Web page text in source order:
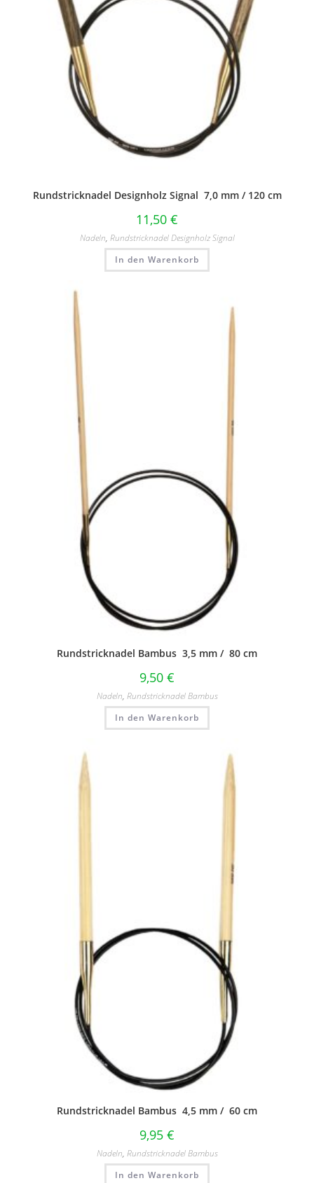
Rundstricknadel Designholz Signal 7,0 mm / 120 cm
11,50 €
Nadeln, Rundstricknadel Designholz Signal
In den Warenkorb
Rundstricknadel Bambus 3,5 mm / 80 cm
9,50 €
Nadeln, Rundstricknadel Bambus
In den Warenkorb
Rundstricknadel Bambus 4,5 mm / 60 cm
9,95 €
Nadeln, Rundstricknadel Bambus
In den Warenkorb